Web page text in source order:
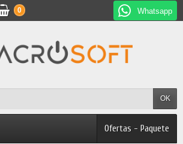
Whatsapp
OK
0
Ofertas - Paquete